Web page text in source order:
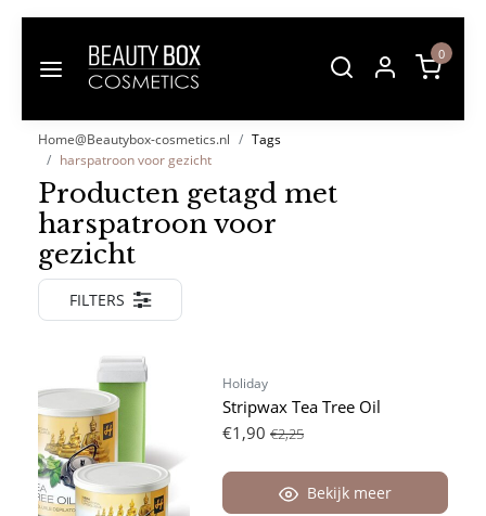
0
Home@Beautybox-cosmetics.nl
Tags
harspatroon voor gezicht
Producten getagd met
harspatroon voor
gezicht
FILTERS
Holiday
Stripwax Tea Tree Oil
€1,90 €2,25
Bekijk meer